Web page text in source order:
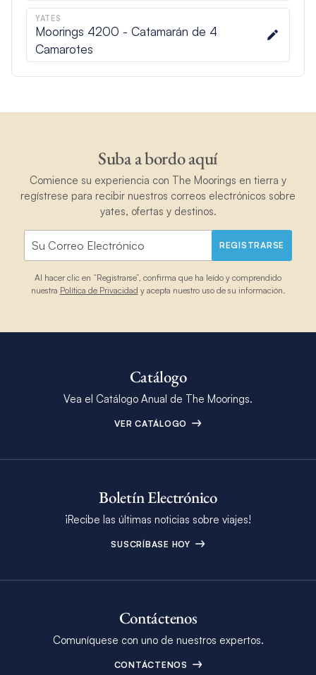
YATES
Moorings 4200 - Catamarán de 4
Camarotes
Suba a bordo aquí
Comience su experiencia con The Moorings en tierra y
regístrese para recibir nuestros correos electrónicos sobre
yates, ofertas y destinos.
REGISTRARSE
Al hacer clic en “Registrarse”, confirma que ha leído y comprendido
nuestra Política de Privacidad y acepta nuestro uso de su información.
Catálogo
Vea el Catálogo Anual de The Moorings.
VER CATÁLOGO
Boletín Electrónico
¡Recibe las últimas noticias sobre viajes!
SUSCRÍBASE HOY
Contáctenos
Comuníquese con uno de nuestros expertos.
CONTÁCTENOS